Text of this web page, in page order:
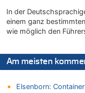
Wasserstand des
06.08.2026 - 09:05
Mehrere Menschen
Mehrere Menschen
Wie kam es zur
In der
einem ganz
wie möglich den
Am meisten
Elsenborn: